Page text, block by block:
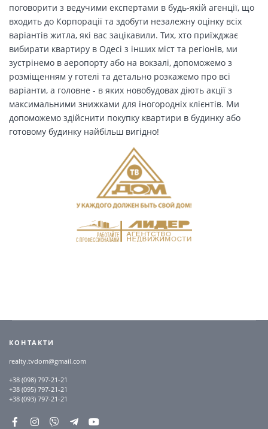
поговорити з ведучими експертами в будь-якій агенції, що
входить до Корпорації та здобути незалежну оцінку всіх
варіантів житла, які вас зацікавили. Тих, хто приїжджає
вибирати квартиру в Одесі з інших міст та регіонів, ми
зустрінемо в аеропорту або на вокзалі, допоможемо з
розміщенням у готелі та детально розкажемо про всі
варіанти, а головне - в яких новобудовах діють акції з
максимальними знижками для іногородніх клієнтів. Ми
допоможемо здійснити покупку квартири в будинку або
готовому будинку найбільш вигідно!
КОНТАКТИ
realty.tvdom@gmail.com
+38 (098) 797-21-21
+38 (095) 797-21-21
+38 (093) 797-21-21